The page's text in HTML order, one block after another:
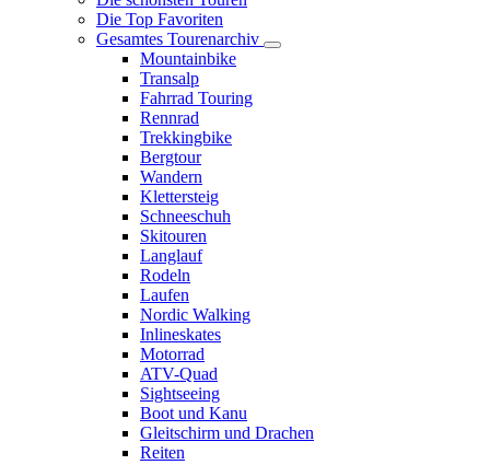
Die Top Favoriten
Gesamtes Tourenarchiv
Mountainbike
Transalp
Fahrrad Touring
Rennrad
Trekkingbike
Bergtour
Wandern
Klettersteig
Schneeschuh
Skitouren
Langlauf
Rodeln
Laufen
Nordic Walking
Inlineskates
Motorrad
ATV-Quad
Sightseeing
Boot und Kanu
Gleitschirm und Drachen
Reiten